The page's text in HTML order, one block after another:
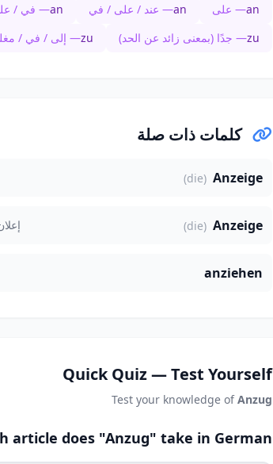
an— على an— عند / على / في an— في /
zu— جدًا (بمعنى زائد عن الحد) zu— إلى / في /
كلمات ذات صلة
Anzeige
(die)
Anzeige
(die)
anziehen
Quick Quiz — Test Yourself
Test your knowledge ofAnzug
article does "Anzug" take in German?